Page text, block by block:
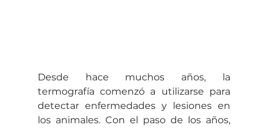
Desde hace muchos años, la
termografía comenzó a utilizarse para
detectar enfermedades y lesiones en
los animales. Con el paso de los años,